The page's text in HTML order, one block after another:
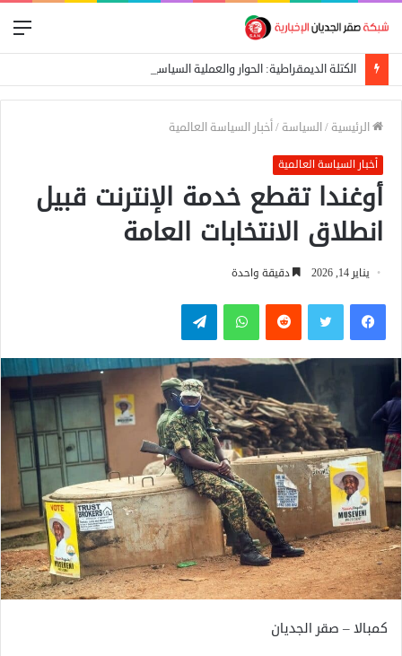
الرئيسية /السياسة /أخبار السياسة العالمية
أخبار السياسة العالمية
أوغندا تقطع خدمة الإنترنت قبيل
انطلاق الانتخابات العامة
يناير 14, 2026 دقيقة واحدة
فيسبوكتويتر واتساب تيلقرام
كمبالا – صقر الجديان